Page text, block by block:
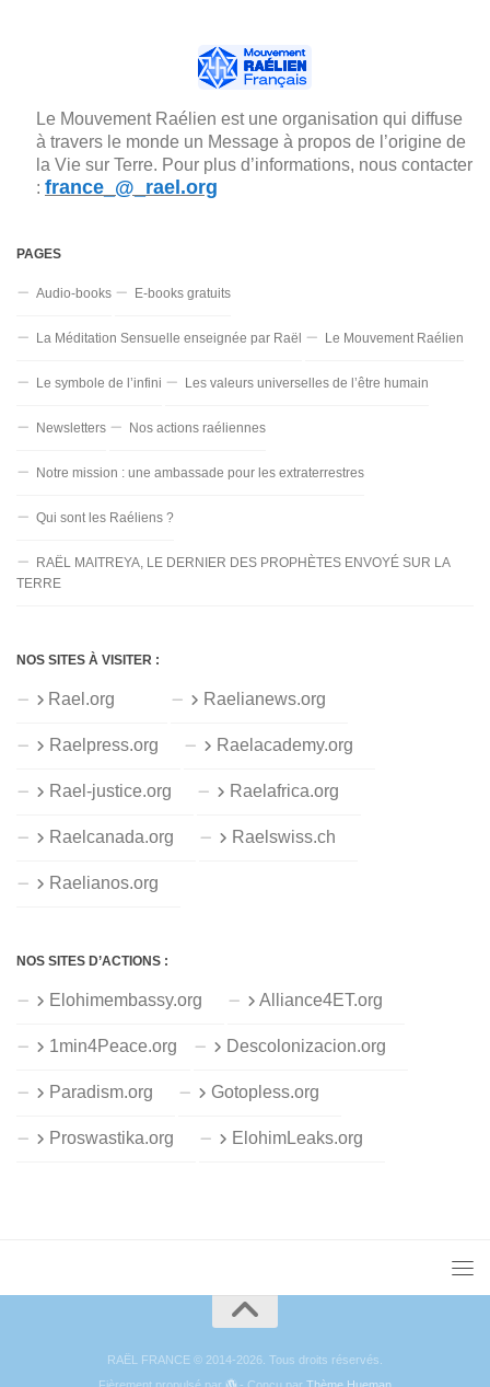
Le Mouvement Raélien est une organisation qui diffuse
à travers le monde un Message à propos de l’origine de
la Vie sur Terre. Pour plus d’informations, nous contacter
: france_@_rael.org
PAGES
Audio-books E-books gratuits
La Méditation Sensuelle enseignée par Raël Le Mouvement Raélien
Le symbole de l’infini Les valeurs universelles de l’être humain
Newsletters Nos actions raéliennes
Notre mission : une ambassade pour les extraterrestres
Qui sont les Raéliens ?
RAËL MAITREYA, LE DERNIER DES PROPHÈTES ENVOYÉ SUR LA
TERRE
NOS SITES À VISITER :
Rael.org Raelianews.org
Raelpress.org Raelacademy.org
Rael-justice.org Raelafrica.org
Raelcanada.org Raelswiss.ch
Raelianos.org
NOS SITES D’ACTIONS :
Elohimembassy.org Alliance4ET.org
1min4Peace.org Descolonizacion.org
Paradism.org Gotopless.org
Proswastika.org ElohimLeaks.org
RAËL FRANCE © 2014-2026. Tous droits réservés.